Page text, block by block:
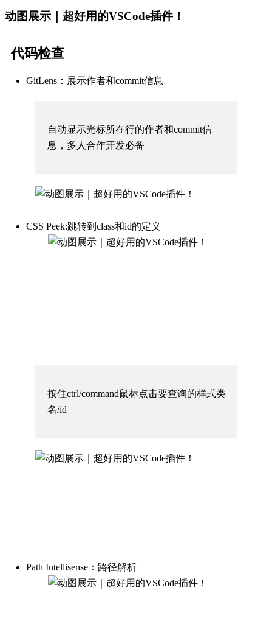
动图展示｜超好用的VSCode插件！
代码检查
GitLens：展示作者和commit信息
自动显示光标所在行的作者和commit信
息， 多人合作开发必备
CSS Peek:跳转到class和id的定义
按住ctrl/command鼠标点击要查询的样式类
名/id
Path Intellisense：路径解析